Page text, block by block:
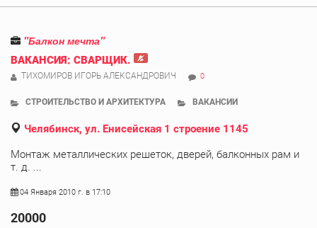
"Балкон мечта"
ВАКАНСИЯ: СВАРЩИК.
ТИХОМИРОВ ИГОРЬ АЛЕКСАНДРОВИЧ 0
СТРОИТЕЛЬСТВО И АРХИТЕКТУРА ВАКАНСИИ
Челябинск, ул. Енисейская 1 строение 1145
Монтаж металлических решеток, дверей, балконных рам и
т. д. ...
04 Января 2010 г. в 17:10
20000